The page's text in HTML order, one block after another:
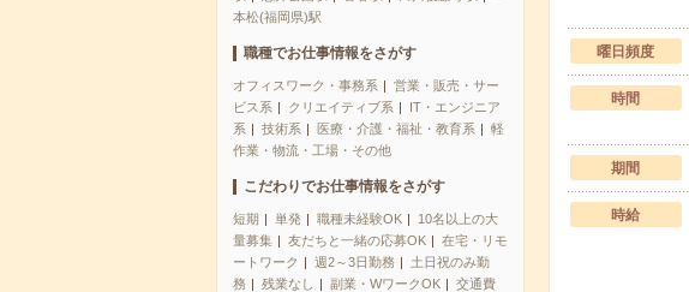
本松(福岡県)駅
職種でお仕事情報をさがす
オフィスワーク・事務系
営業・販売・サー
ビス系
クリエイティブ系
IT・エンジニア
系
技術系 医療・介護・福祉・教育系
軽
作業・物流・工場・その他
こだわりでお仕事情報をさがす
短期 単発 職種未経験OK
10名以上の大
量募集
友だちと一緒の応募OK
在宅・リモ
ートワーク
週2～3日勤務
土日祝のみ勤
務
残業なし 副業・WワークOK
交通費
曜日頻度
時間
期間
時給